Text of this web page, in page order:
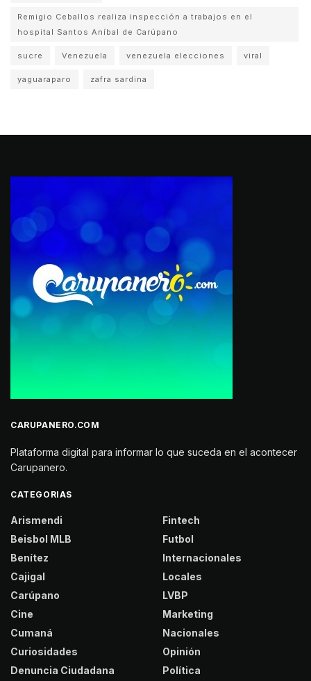
Remigio Ceballos realiza inspección a trabajos en el
hospital Santos Aníbal de Carúpano
sucre Venezuela venezuela elecciones viral
yaguaraparo zafra sardina
CARUPANERO.COM
Plataforma digital para informar lo que suceda en el acontecer
Carupanero.
CATEGORIAS
Arismendi
Beisbol MLB
Benítez
Cajigal
Carúpano
Cine
Cumaná
Curiosidades
Denuncia Ciudadana
Fintech
Futbol
Internacionales
Locales
LVBP
Marketing
Nacionales
Opinión
Política